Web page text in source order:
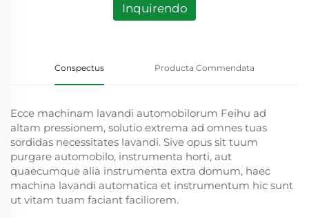
Inquirendo
Conspectus Producta Commendata
Ecce machinam lavandi automobilorum Feihu ad
altam pressionem, solutio extrema ad omnes tuas
sordidas necessitates lavandi. Sive opus sit tuum
purgare automobilo, instrumenta horti, aut
quaecumque alia instrumenta extra domum, haec
machina lavandi automatica et instrumentum hic sunt
ut vitam tuam faciant faciliorem.